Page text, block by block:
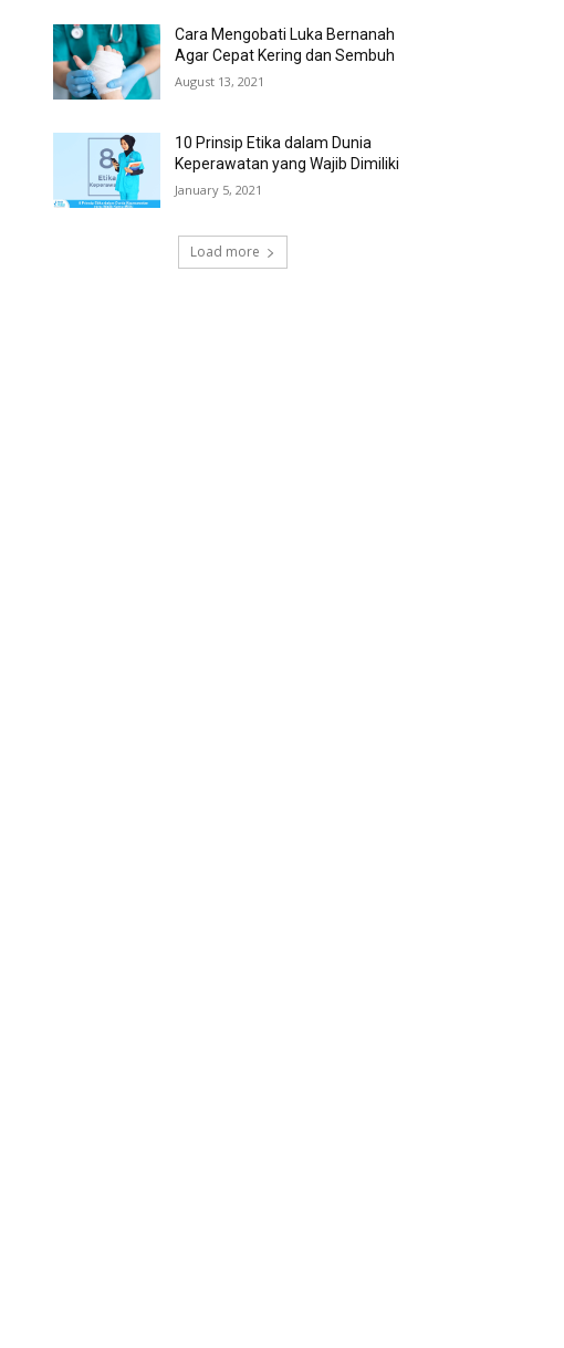
Cara Mengobati Luka Bernanah
Agar Cepat Kering dan Sembuh
August 13, 2021
10 Prinsip Etika dalam Dunia
Keperawatan yang Wajib Dimiliki
January 5, 2021
Load more